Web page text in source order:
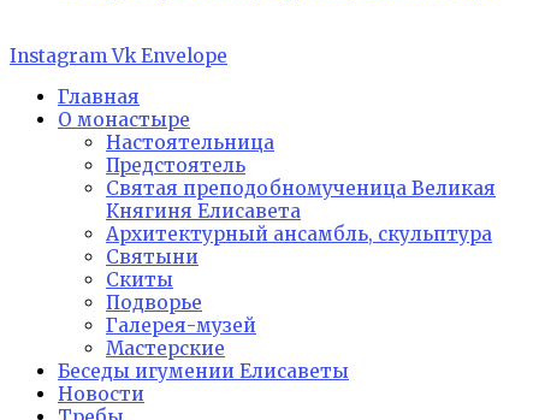
Instagram Vk Envelope
Главная
О монастыре
Настоятельница
Предстоятель
Святая преподобномученица Великая
Княгиня Елисавета
Архитектурный ансамбль, скульптура
Святыни
Скиты
Подворье
Галерея-музей
Мастерские
Беседы игумении Елисаветы
Новости